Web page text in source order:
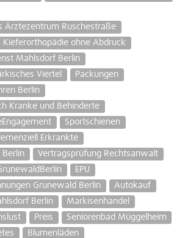
Ärztezentrum Ruschestraße
Kieferorthopädie ohne Abdruck
Mahlsdorf Berlin
Viertel
Packungen
Berlin
Kranke und Behinderte
Sportschienen
Erkrankte
Berlin
Vertragsprüfung Rechtsanwalt
EPU
Grunewald Berlin
Autokauf
Berlin
Markisenhandel
Preis
Seniorenbad Müggelheim
Blumenläden